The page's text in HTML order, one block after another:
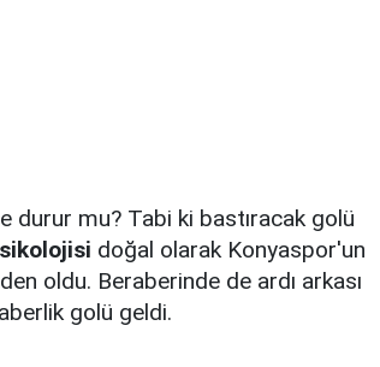
mu? Tabi ki bastıracak golü
doğal olarak Konyaspor'un
oldu. Beraberinde de ardı arkası
golü geldi.